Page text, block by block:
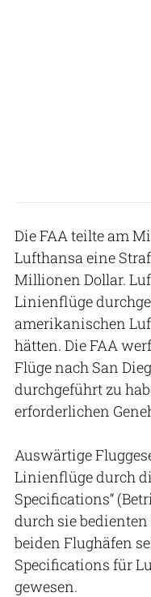
Die FAA teilte am
Lufthansa eine
Millionen Dollar.
Linienflüge
amerikanischen
hätten. Die FAA
Flüge nach San
durchgeführt zu
erforderlichen
Auswärtige
Linienflüge durch
Specifications“
durch sie
beiden Flughäfen
Specifications für
gewesen.